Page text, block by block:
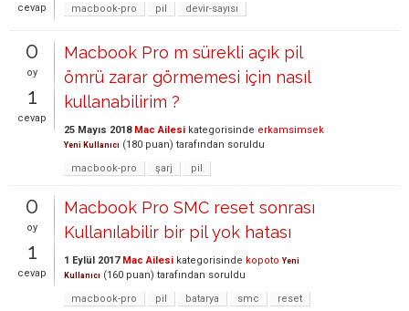
cevap
macbook-pro
pil devir-sayısı
0
oy
1
cevap
Macbook Pro m sürekli açık pil
ömrü zarar görmemesi için nasıl
kullanabilirim ?
25 Mayıs 2018 Mac Ailesi kategorisinde erkamsimsek
Yeni Kullanıcı (180 puan) tarafından soruldu
macbook-pro
şarj pil
0
oy
1
cevap
Macbook Pro SMC reset sonrası
Kullanılabilir bir pil yok hatası
1 Eylül 2017 Mac Ailesi kategorisinde kopoto Yeni
Kullanıcı (160 puan) tarafından soruldu
macbook-pro
pil batarya smc reset